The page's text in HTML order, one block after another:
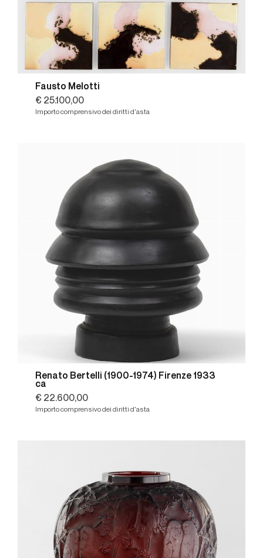
Fausto Melotti
€ 25.100,00
Importo comprensivo dei diritti d'asta
Renato Bertelli (1900-1974) Firenze 1933
ca
€ 22.600,00
Importo comprensivo dei diritti d'asta